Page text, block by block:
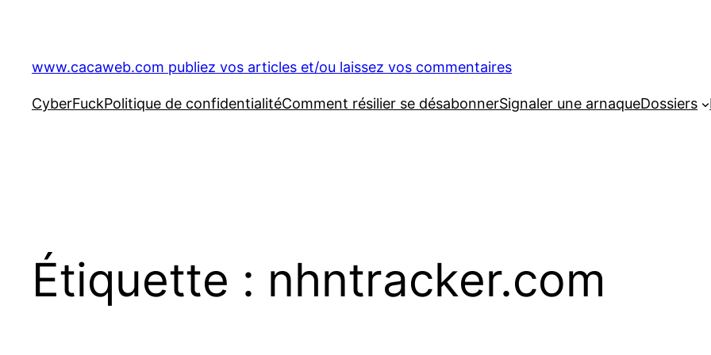
contenu
www.cacaweb.com publiez vos articles et/ou laissez vos commentaires
CyberFuckPolitique de confidentialitéComment résilier se désabonnerSignaler une arnaqueDossiers
Étiquette : nhntracker.com